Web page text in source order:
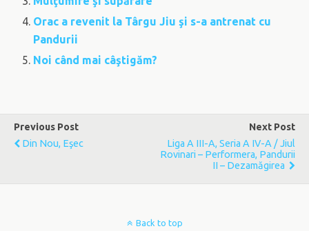
Orac a revenit la Târgu Jiu şi s-a antrenat cu
Pandurii
Noi când mai câştigăm?
Previous Post
Din Nou, Eşec
Next Post
Liga A III-A, Seria A IV-A / Jiul
Rovinari – Performera, Pandurii
II – Dezamăgirea
Back to top